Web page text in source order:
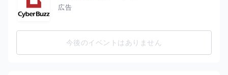
広告
今後のイベントはありません